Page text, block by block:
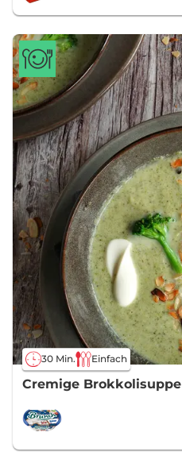
30 Min. Einfach
Cremige Brokkolisuppe